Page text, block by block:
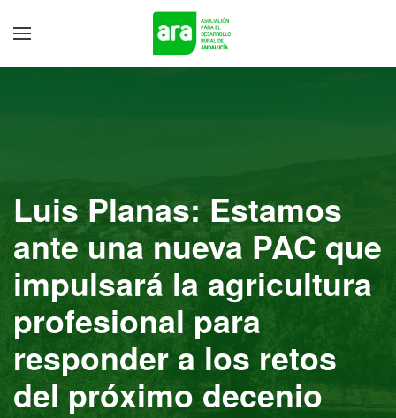
Luis Planas: Estamos
ante una nueva PAC que
impulsará la agricultura
profesional para
responder a los retos
del próximo decenio